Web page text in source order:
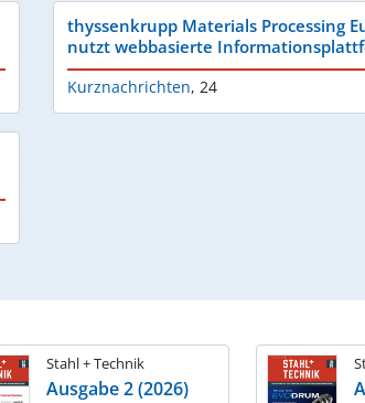
thyssenkrupp Materials Processing
nutzt webbasierte
Kurznachrichten, 24
Stahl + Technik
Ausgabe 2 (2026)